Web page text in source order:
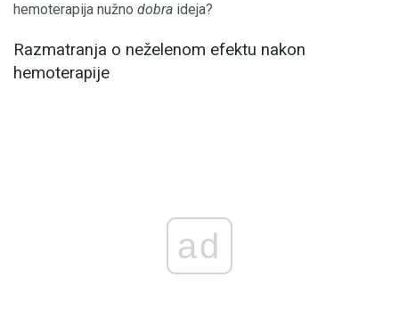
hemoterapija nužno dobra ideja?
Razmatranja o neželenom efektu nakon
hemoterapije
ad